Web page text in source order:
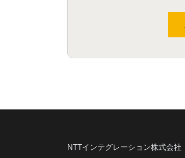
NTTインテグレーション株式会社